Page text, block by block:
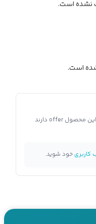
نشده است.
است.
سوال شما برای تمام فروشندگانی که روی این محصول offer دارند
کاربریخود شوید.